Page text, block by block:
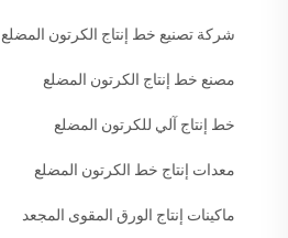
شركة تصنيع خط إنتاج الكرتون المضلع
مصنع خط إنتاج الكرتون المضلع
خط إنتاج آلي للكرتون المضلع
معدات إنتاج خط الكرتون المضلع
ماكينات إنتاج الورق المقوى المجعد